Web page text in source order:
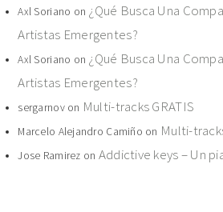
Axl Soriano on ¿Qué Busca Una
Artistas Emergentes?
Axl Soriano on ¿Qué Busca Una
Artistas Emergentes?
sergarnovon Multi-tracks GRATIS
Marcelo Alejandro Camiño on Multi-
Jose Ramirez on Addictive keys – Un